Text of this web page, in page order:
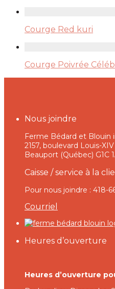
Courge Red kuri
Courge Poivrée
Nous joindre
Ferme Bédard et Blouin
2157, boulevard Louis-XIV
Beauport (Québec) G1C
Caisse / service à la
Pour nous joindre : 418-
Courriel
Heures d’ouverture
Heures d’ouverture